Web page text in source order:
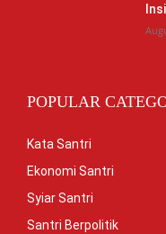
POPULAR
Kata Santri
Ekonomi Santri
Syiar Santri
Santri Berpolitik